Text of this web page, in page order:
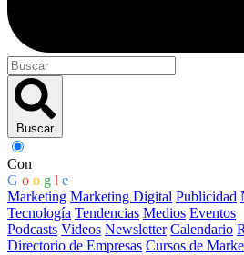
Buscar
Con
G o o g l e
Marketing Marketing Digital Publicidad
Tecnología Tendencias Medios Eventos
Podcasts Videos Newsletter Calendario
Directorio de Empresas Cursos de